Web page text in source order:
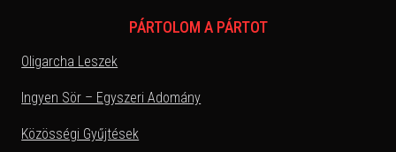
PÁRTOLOM A PÁRTOT
Oligarcha Leszek
Ingyen Sör – Egyszeri Adomány
Közösségi Gyűjtések